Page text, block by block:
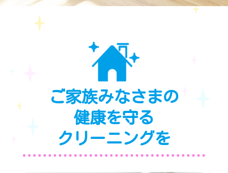
ご家族みなさまの
健康を守る
クリーニングを